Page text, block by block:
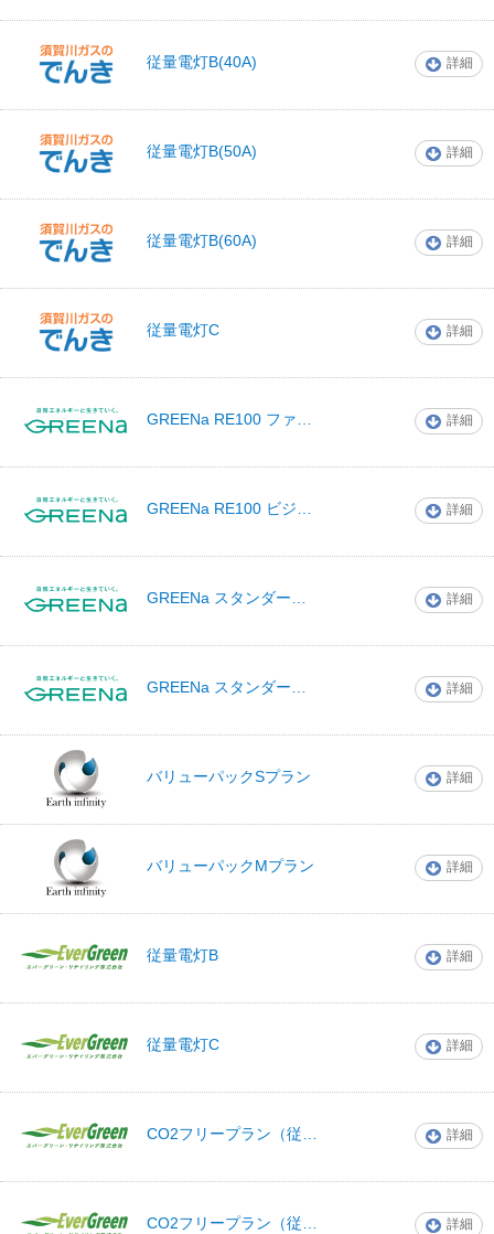
須賀川瓦斯株式会
従量電灯B(40A) 詳細
須賀川瓦斯株式会
従量電灯B(50A) 詳細
須賀川瓦斯株式会
従量電灯B(60A) 詳細
須賀川瓦斯株式会
従量電灯C 詳細
グリーナでんき 詳細
グリーナでんき 詳細
グリーナでんき 詳細
グリーナでんき 詳細
アースインフィニ
バリューパックSプラン 詳細
アースインフィニ
バリューパックMプラン 詳細
エバーグリーン・
リテイリング
従量電灯B 詳細
エバーグリーン・
リテイリング
従量電灯C 詳細
エバーグリーン・
リテイリング
詳細
エバーグリーン・
詳細